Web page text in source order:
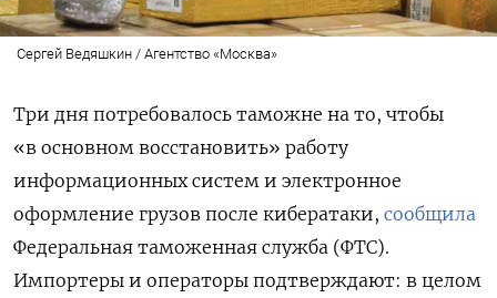
Сергей Ведяшкин / Агентство «Москва»
Три дня потребовалось таможне на то, чтобы
«в основном восстановить» работу
информационных систем и электронное
оформление грузов после кибератаки, сообщила
Федеральная таможенная служба (ФТС).
Импортеры и операторы подтверждают: в целом